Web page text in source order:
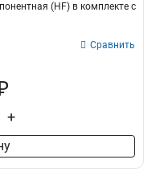
(HF) в комплекте с
Сравнить
+